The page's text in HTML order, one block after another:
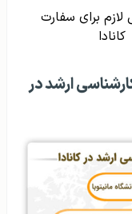
لازم برای سفارت
کانادا
ارشد در